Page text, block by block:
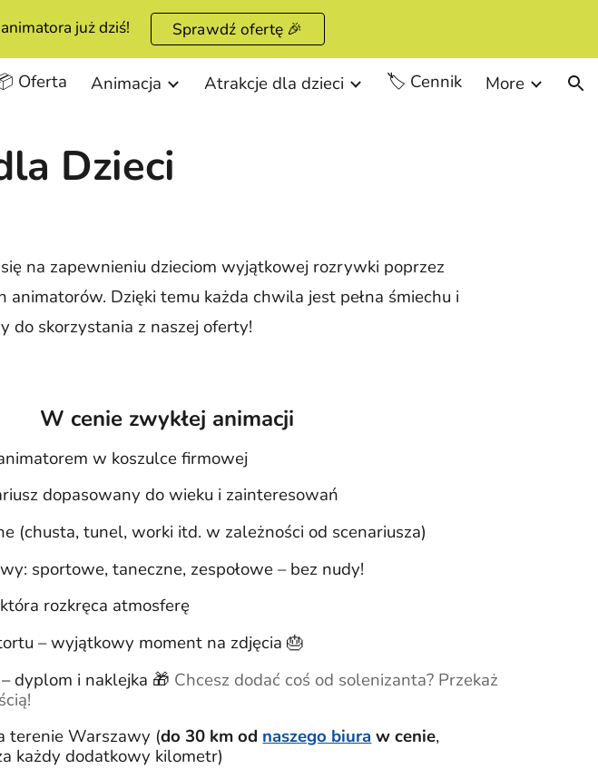
Skip to navigation
już dziś! Sprawdź ofertę 🎉
Oferta Animacja Atrakcje dla dzieci 🏷️ Cennik More
Dzieci
na zapewnieniu dzieciom wyjątkowej rozrywki poprzez
Dzięki temu każda chwila jest pełna śmiechu i
do skorzystania z naszej oferty!
W cenie zwykłej animacji
w koszulce firmowej
dopasowany do wieku i zainteresowań
(chusta, tunel, worki itd. w zależności od scenariusza)
sportowe, taneczne, zespołowe – bez nudy!
rozkręca atmosferę
– wyjątkowy moment na zdjęcia 🎂
dyplom i naklejka 🎁 Chcesz dodać coś od solenizanta? Przekaż
terenie Warszawy (do 30 km odnaszego biuraw cenie,
każdy dodatkowy kilometr)